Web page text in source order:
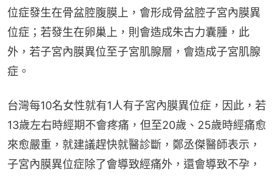
位症發生在骨盆腔腹膜上，會形成骨盆腔子宮內膜異
位症；若發生在卵巢上，則會造成朱古力囊腫，此
外，若子宮內膜異位至子宮肌腺層，會造成子宮肌腺
症。
台灣每10名女性就有1人有子宮內膜異位症，因此，若
13歲左右時經期不會疼痛，但至20歲、25歲時經痛愈
來愈嚴重，就建議趕快就醫診斷，鄭丞傑醫師表示，
子宮內膜異位症除了會導致經痛外，還會導致不孕，